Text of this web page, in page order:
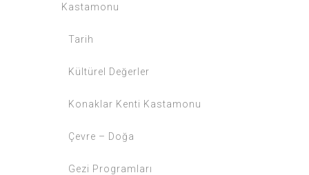
Kastamonu
Tarih
Kültürel Değerler
Konaklar Kenti Kastamonu
Çevre – Doğa
Gezi Programları